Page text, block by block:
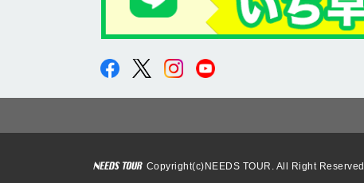
Copyright(c)NEEDS TOUR. All Right Reserved